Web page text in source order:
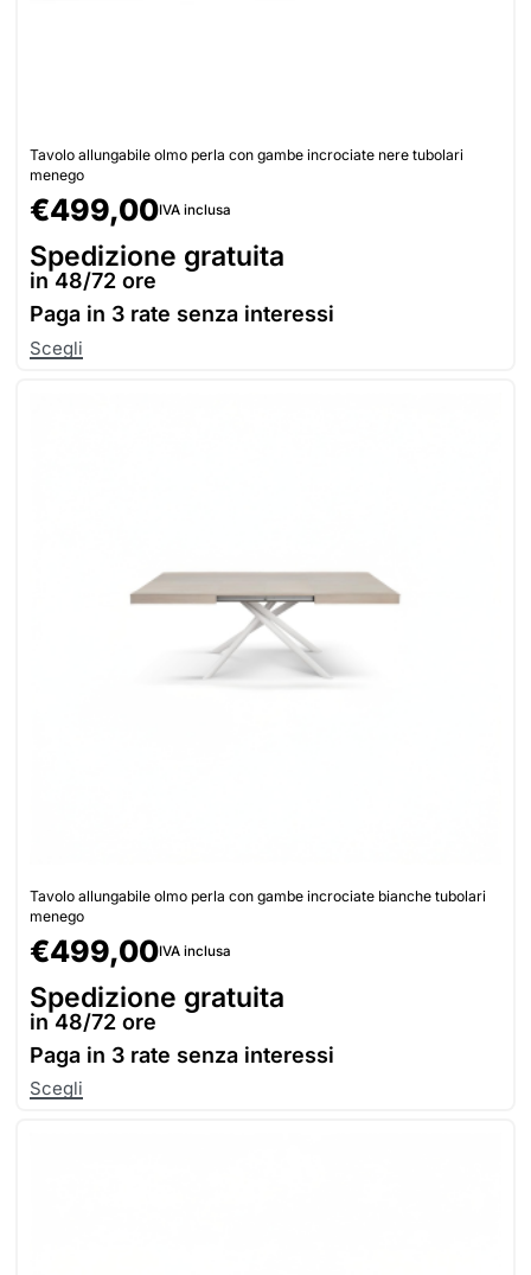
Tavolo allungabile olmo perla con gambe incrociate nere tubolari
menego
€499,00IVA inclusa
Spedizione gratuita
in 48/72 ore
Paga in 3 rate senza interessi
Scegli
Tavolo allungabile olmo perla con gambe incrociate bianche tubolari
menego
€499,00IVA inclusa
Spedizione gratuita
in 48/72 ore
Paga in 3 rate senza interessi
Scegli